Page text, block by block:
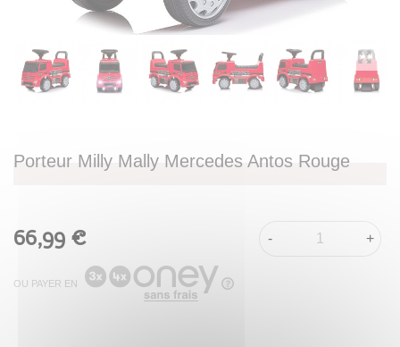
Porteur Milly Mally Mercedes Antos Rouge
66,99 €
OU PAYER EN
- +